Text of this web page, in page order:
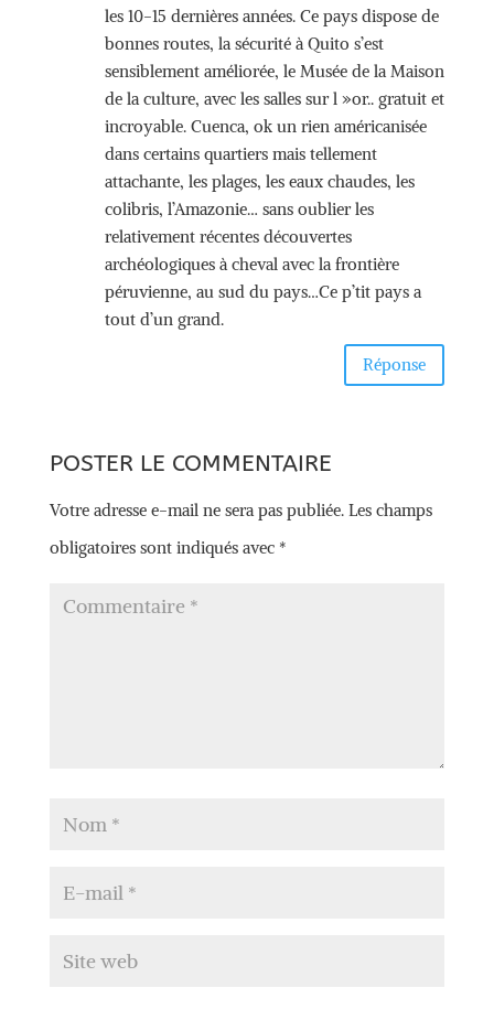
les 10-15 dernières années. Ce pays dispose de
bonnes routes, la sécurité à Quito s’est
sensiblement améliorée, le Musée de la Maison
de la culture, avec les salles sur l »or.. gratuit et
incroyable. Cuenca, ok un rien américanisée
dans certains quartiers mais tellement
attachante, les plages, les eaux chaudes, les
colibris, l’Amazonie… sans oublier les
relativement récentes découvertes
archéologiques à cheval avec la frontière
péruvienne, au sud du pays…Ce p’tit pays a
tout d’un grand.
Réponse
POSTER LE COMMENTAIRE
Votre adresse e-mail ne sera pas publiée. Les champs
obligatoires sont indiqués avec *